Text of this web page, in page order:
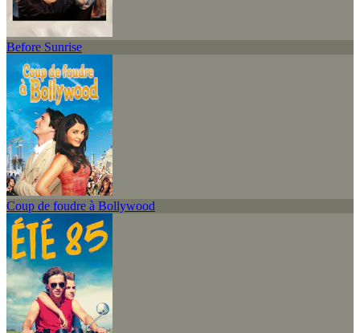
Before Sunrise
Coup de foudre à Bollywood